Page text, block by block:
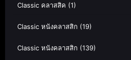
Classic คลาสสิค (1)
Classic หนังคลาสสิก (19)
Classic หนังคลาสสิก (139)